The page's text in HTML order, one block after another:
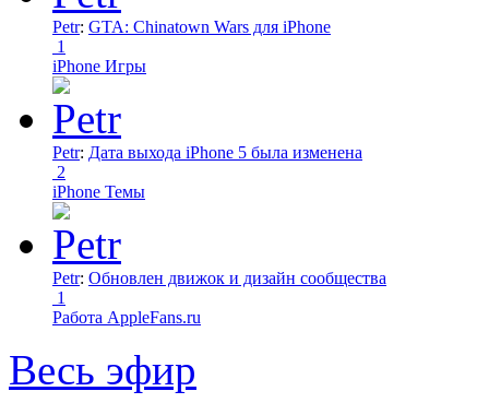
Petr: GTA: Chinatown Wars для iPhone
1
iPhone Игры
Petr: Дата выхода iPhone 5 была изменена
2
iPhone Темы
Petr: Обновлен движок и дизайн сообщества
1
Работа AppleFans.ru
Весь эфир